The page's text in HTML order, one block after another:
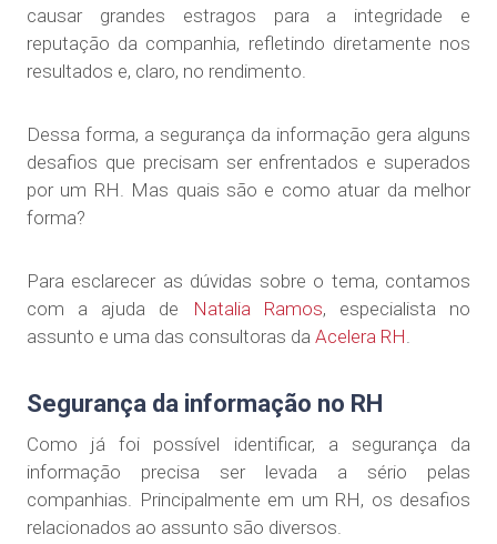
causar grandes estragos para a integridade e
reputação da companhia, refletindo diretamente nos
resultados e, claro, no rendimento.
Dessa forma, a segurança da informação gera alguns
desafios que precisam ser enfrentados e superados
por um RH. Mas quais são e como atuar da melhor
forma?
Para esclarecer as dúvidas sobre o tema, contamos
com a ajuda de
Natalia Ramos, especialista no
assunto e uma das consultoras da Acelera RH
Segurança da informação no RH
Como já foi possível identificar, a segurança da
informação precisa ser levada a sério pelas
companhias. Principalmente em um RH, os desafios
relacionados ao assunto são diversos.